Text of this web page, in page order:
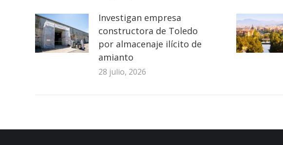
Investigan empresa
constructora de Toledo
por almacenaje ilícito de
amianto
28 julio, 2026